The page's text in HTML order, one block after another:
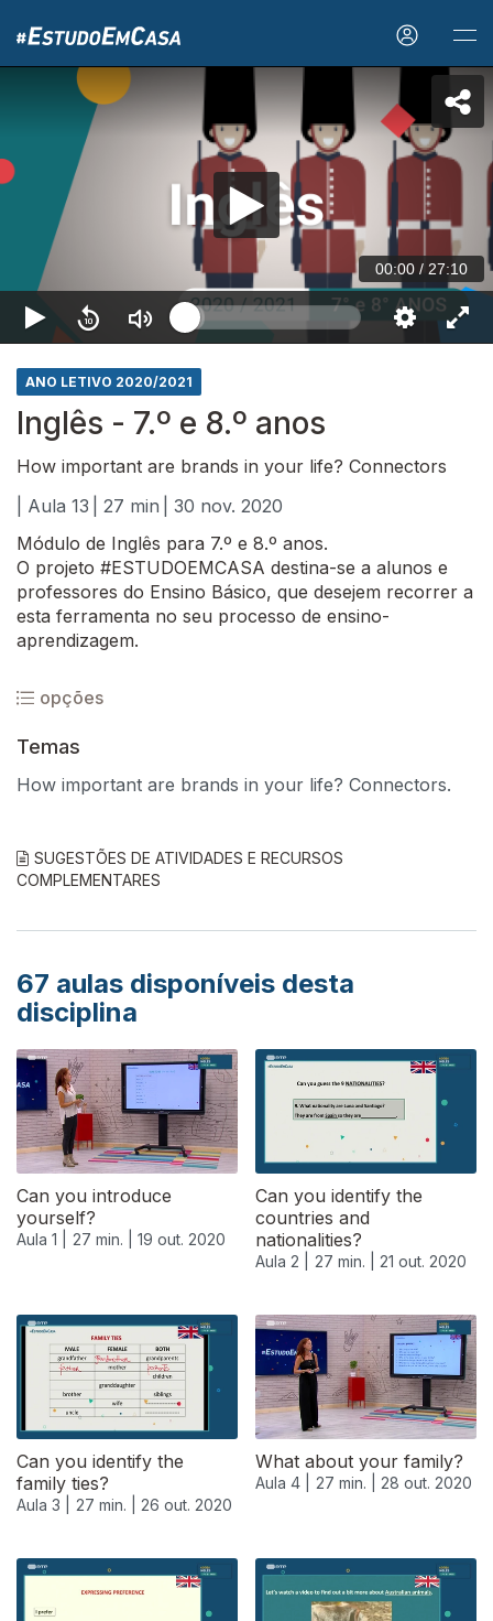
00:00 / 27:10
ANO LETIVO 2020/2021
Inglês - 7.º e 8.º anos
How important are brands in your life? Connectors
| Aula 13
| 27 min
| 30 nov. 2020
Módulo de Inglês para 7.º e 8.º anos.
O projeto #ESTUDOEMCASA destina-se a alunos e
professores do Ensino Básico, que desejem recorrer a
esta ferramenta no seu processo de ensino-
aprendizagem.
opções
Temas
How important are brands in your life? Connectors.
SUGESTÕES DE ATIVIDADES E RECURSOS
COMPLEMENTARES
67 aulas disponíveis desta
disciplina
Can you introduce
yourself?
Aula 1 | 27 min. | 19 out. 2020
Can you identify the
countries and
nationalities?
Aula 2 | 27 min. | 21 out. 2020
Can you identify the
family ties?
Aula 3 | 27 min. | 26 out. 2020
What about your family?
Aula 4 | 27 min. | 28 out. 2020